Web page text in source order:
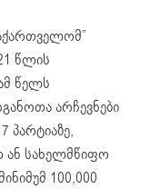
წლის
წელს
არჩევნები
პარტიაზე,
სახელმწიფო
100,000